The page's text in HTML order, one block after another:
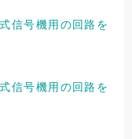
信号機用の回路を
信号機用の回路を